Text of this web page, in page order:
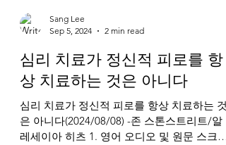
Sang Lee
Sep 5, 2024
2 min read
심리 치료가 정신적 피로를 항
상 치료하는 것은 아니다
심리 치료가 정신적 피로를 항상 치료하는 것
은 아니다(2024/08/08) -존 스톤스트리트/알
레세이아 히츠 1. 영어 오디오 및 원문 스크립